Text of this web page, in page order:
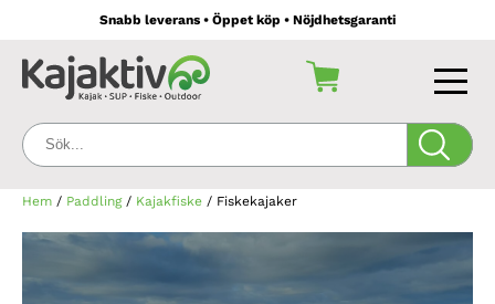
Snabb leverans • Öppet köp • Nöjdhetsgaranti
Sök:
Hem / Paddling/ Kajakfiske / Fiskekajaker